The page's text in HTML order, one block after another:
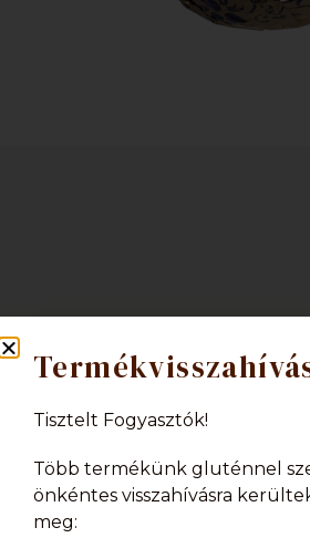
We are pleased
Unfortunately,
Tisztelt Fogyasztók!
Több termékünk gluténnel
önkéntes visszahívásra
meg: